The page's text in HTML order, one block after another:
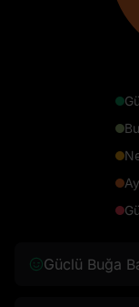
Güclü Buğa